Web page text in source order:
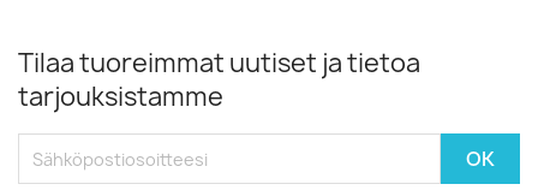
Tilaa tuoreimmat uutiset ja tietoa
tarjouksistamme